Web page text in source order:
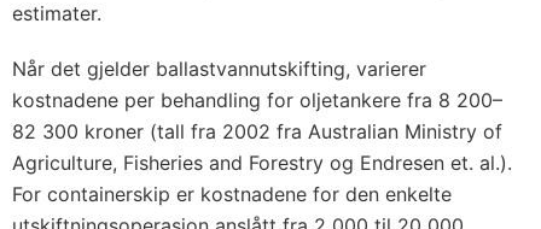
estimater.
Når det gjelder ballastvannutskifting, varierer
kostnadene per behandling for oljetankere fra 8 200–
82 300 kroner (tall fra 2002 fra Australian Ministry of
Agriculture, Fisheries and Forestry og Endresen et. al.).
For containerskip er kostnadene for den enkelte